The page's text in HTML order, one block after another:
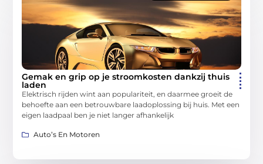
Gemak en grip op je stroomkosten dankzij thuis
laden
Elektrisch rijden wint aan populariteit, en daarmee groeit de
behoefte aan een betrouwbare laadoplossing bij huis. Met een
eigen laadpaal ben je niet langer afhankelijk
Auto’s En Motoren